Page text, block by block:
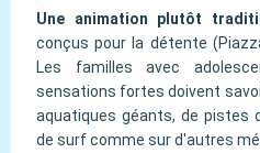
Une animation plutôt
conçus pour la détente
Les familles avec
sensations fortes doivent
aquatiques géants, de pistes
de surf comme sur d'autres